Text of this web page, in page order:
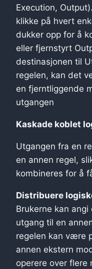
Execution,
klikke på hvert
dukker opp for å
eller fjernstyrt
destinasjonen til
regelen, kan det
en fjerntliggende
utgangen
Kaskade koblet
Utgangen fra en
en annen regel,
kombineres for å
Distribuere
Brukerne kan
utgang til en
regelen kan være
annen ekstern
operere over flere